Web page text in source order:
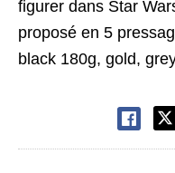
figurer dans Star
proposé en 5
black 180g, gold,